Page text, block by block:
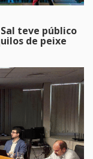
teve público
de peixe